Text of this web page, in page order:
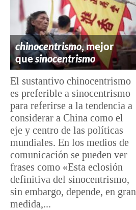
chinocentrismo, mejor
quesinocentrismo
El sustantivo chinocentrismo
es preferible a sinocentrismo
para referirse a la tendencia a
considerar a China como el
eje y centro de las políticas
mundiales. En los medios de
comunicación se pueden ver
frases como «Esta eclosión
definitiva del sinocentrismo,
sin embargo, depende, en gran
medida,...